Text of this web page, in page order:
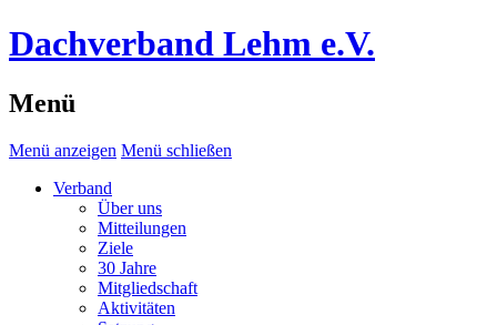
Dachverband Lehm e.V.
Menü
Menü anzeigen Menü schließen
Verband
Über uns
Mitteilungen
Ziele
30 Jahre
Mitgliedschaft
Aktivitäten